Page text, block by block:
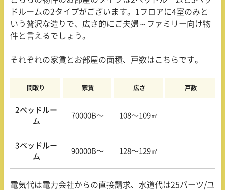
ドルームの2タイプがございます。1フロアに4室のみと
いう贅沢な造りで、広さ的にご夫婦～ファミリー向け物
件と言えるでしょう。
それぞれの家賃とお部屋の面積、戸数はこちらです。
間取り 家賃 広さ 戸数
2ベッドルー
ム
70000B〜 108〜109㎡
3ベッドルー
ム
90000B〜 128〜129㎡
電気代は電力会社からの直接請求、水道代は25バーツ/ユ